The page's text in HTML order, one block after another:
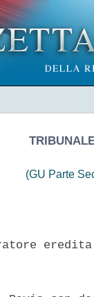
(GU Parte